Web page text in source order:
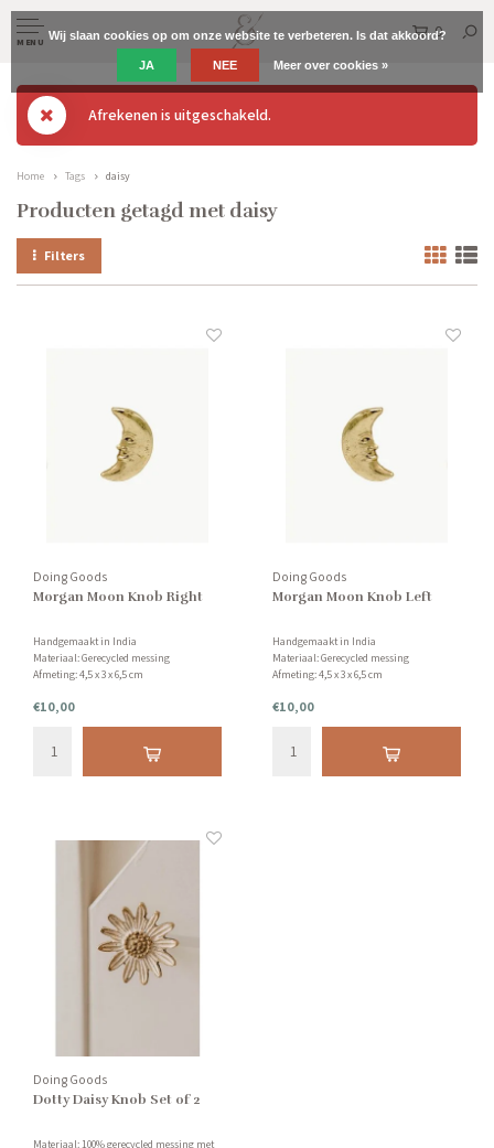
MENU
0
Afrekenen is uitgeschakeld.
Home Tags daisy
Producten getagd met daisy
Filters
Doing Goods
Morgan Moon Knob Right
Handgemaakt in India
Materiaal: Gerecycled messing
Afmeting: 4,5 x 3 x 6,5 cm
€10,00
Doing Goods
Morgan Moon Knob Left
Handgemaakt in India
Materiaal: Gerecycled messing
Afmeting: 4,5 x 3 x 6,5 cm
€10,00
Doing Goods
Dotty Daisy Knob Set of 2
Materiaal: 100% gerecycled messing met
Wij slaan cookies op om onze website te verbeteren. Is dat akkoord?
JA NEE Meer over cookies »